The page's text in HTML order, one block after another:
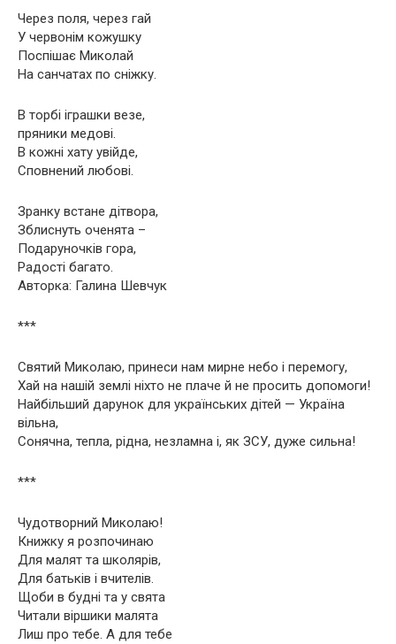
Через поля, через гай
У червонім кожушку
Поспішає Миколай
На санчатах по сніжку.
В торбі іграшки везе,
пряники медові.
В кожні хату увійде,
Сповнений любові.
Зранку встане дітвора,
Зблиснуть оченята –
Подаруночків гора,
Радості багато.
Авторка: Галина Шевчук
***
Святий Миколаю, принеси нам мирне небо і перемогу,
Хай на нашій землі ніхто не плаче й не просить допомоги!
Найбільший дарунок для українських дітей — Україна
вільна,
Сонячна, тепла, рідна, незламна і, як ЗСУ, дуже сильна!
***
Чудотворний Миколаю!
Книжку я розпочинаю
Для малят та школярів,
Для батьків і вчителів.
Щоби в будні та у свята
Читали віршики малята
Лиш про тебе. А для тебе